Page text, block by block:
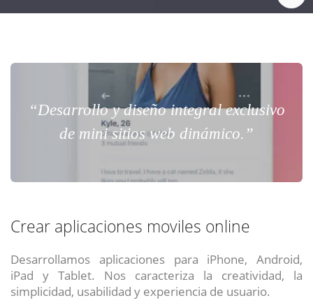
“Desarrollo y diseño integral exclusivo
de mini sitios web dinámico.”
Crear aplicaciones moviles online
Desarrollamos aplicaciones para iPhone, Android,
iPad y Tablet. Nos caracteriza la creatividad, la
simplicidad, usabilidad y experiencia de usuario.